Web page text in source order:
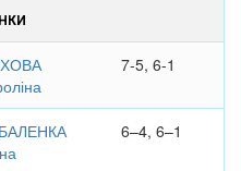
7-5, 6-1
6–4, 6–1